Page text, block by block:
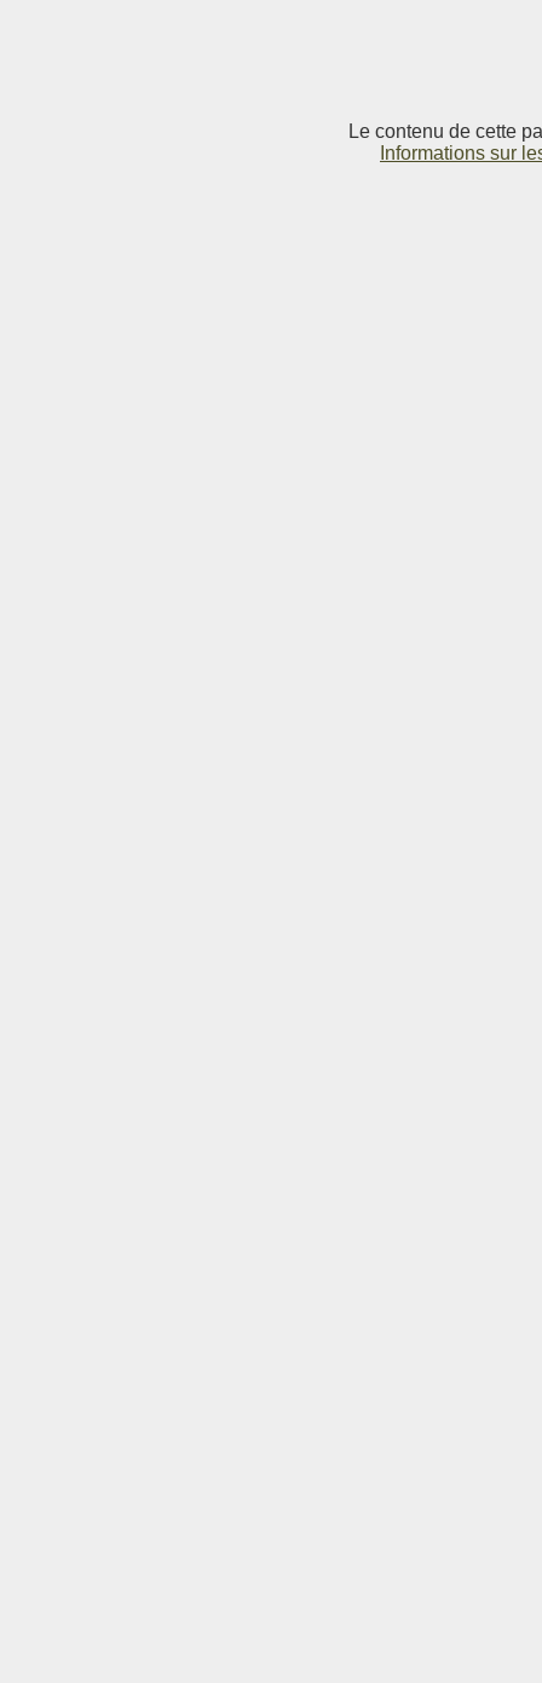
Le contenu de cette
Informations sur